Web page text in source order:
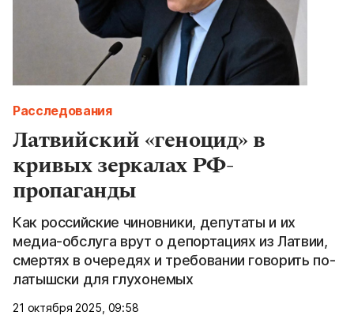
Расследования
Латвийский «геноцид» в
кривых зеркалах РФ-
пропаганды
Как российские чиновники, депутаты и их
медиа-обслуга врут о депортациях из Латвии,
смертях в очередях и требовании говорить по-
латышски для глухонемых
21 октября 2025, 09:58